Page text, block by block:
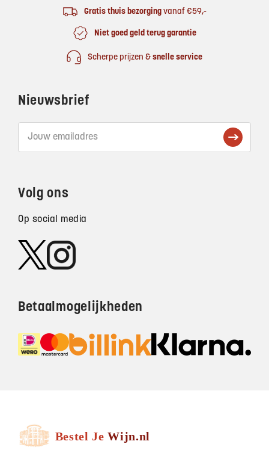
Gratis thuis bezorgingvanaf €59,-
Niet goed geld terug garantie
Scherpe prijzen & snelle service
Nieuwsbrief
Volg ons
Op social media
Betaalmogelijkheden